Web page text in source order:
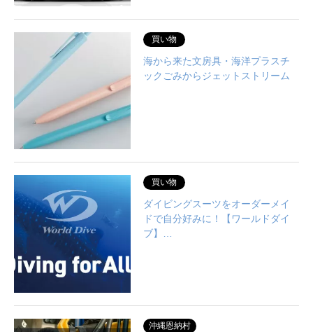
買い物
海から来た文房具・海洋プラスチ
ックごみからジェットストリーム
買い物
ダイビングスーツをオーダーメイ
ドで自分好みに！【ワールドダイ
ブ】…
沖縄恩納村